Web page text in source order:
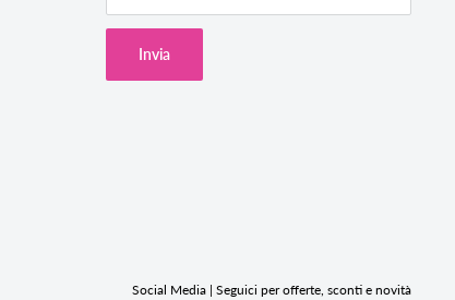
Invia
Social Media | Seguici per offerte, sconti e novità